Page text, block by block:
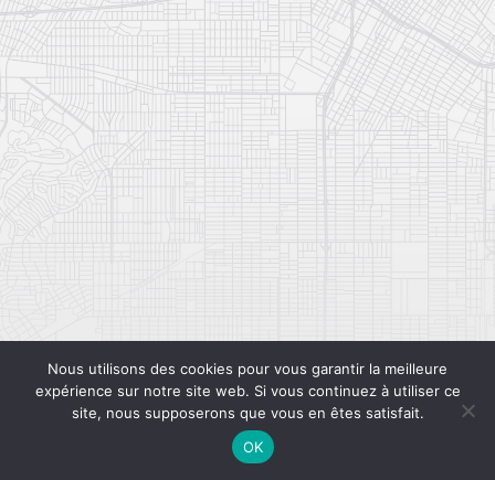
Nous utilisons des cookies pour vous garantir la meilleure
expérience sur notre site web. Si vous continuez à utiliser ce
site, nous supposerons que vous en êtes satisfait.
OK